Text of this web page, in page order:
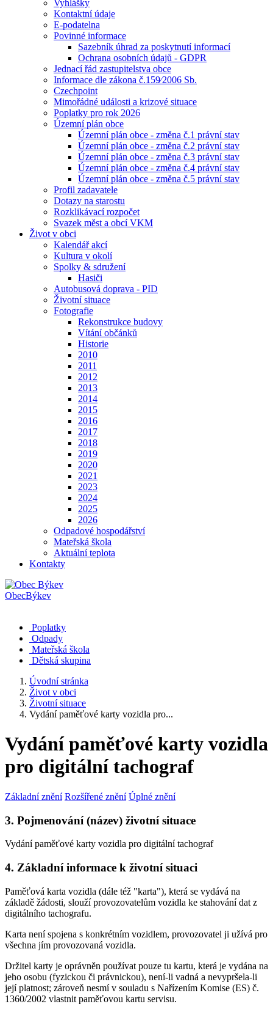
Vyhlášky
Kontaktní údaje
E-podatelna
Povinné informace
Sazebník úhrad za poskytnutí informací
Ochrana osobních údajů - GDPR
Jednací řád zastupitelstva obce
Informace dle zákona č.159⁄2006 Sb.
Czechpoint
Mimořádné události a krizové situace
Poplatky pro rok 2026
Územní plán obce
Územní plán obce - změna č.1 právní stav
Územní plán obce - změna č.2 právní stav
Územní plán obce - změna č.3 právní stav
Územní plán obce - změna č.4 právní stav
Územní plán obce - změna č.5 právní stav
Profil zadavatele
Dotazy na starostu
Rozklikávací rozpočet
Svazek měst a obcí VKM
Život v obci
Kalendář akcí
Kultura v okolí
Spolky & sdružení
Hasiči
Autobusová doprava - PID
Životní situace
Fotografie
Rekonstrukce budovy
Vítání občánků
Historie
2010
2011
2012
2013
2014
2015
2016
2017
2018
2019
2020
2021
2023
2024
2025
2026
Odpadové hospodářství
Mateřská škola
Aktuální teplota
Kontakty
ObecBýkev
Poplatky
Odpady
Mateřská škola
Dětská skupina
Úvodní stránka
Život v obci
Životní situace
Vydání paměťové karty vozidla pro...
Vydání paměťové karty vozidla
pro digitální tachograf
Základní znění Rozšířené znění Úplné znění
3. Pojmenování (název) životní situace
Vydání paměťové karty vozidla pro digitální tachograf
4. Základní informace k životní situaci
Paměťová karta vozidla (dále též "karta"), která se vydává na
základě žádosti, slouží provozovatelům vozidla ke stahování dat z
digitálního tachografu.
Karta není spojena s konkrétním vozidlem, provozovatel ji užívá pro
všechna jím provozovaná vozidla.
Držitel karty je oprávněn používat pouze tu kartu, která je vydána na
jeho osobu (fyzickou či právnickou), není-li vadná a nevypršela-li
její platnost; zároveň nesmí v souladu s Nařízením Komise (ES) č.
1360/2002 vlastnit paměťovou kartu servisu.